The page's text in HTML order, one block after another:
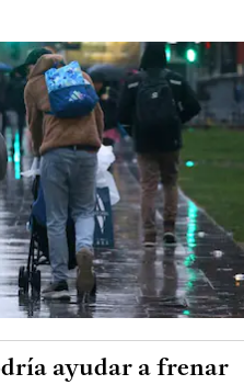
ayudar a frenar